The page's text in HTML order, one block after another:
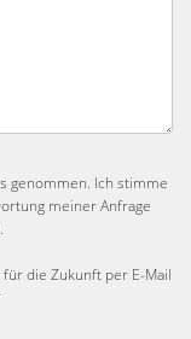
genommen. Ich stimme
meiner Anfrage
die Zukunft per E-Mail